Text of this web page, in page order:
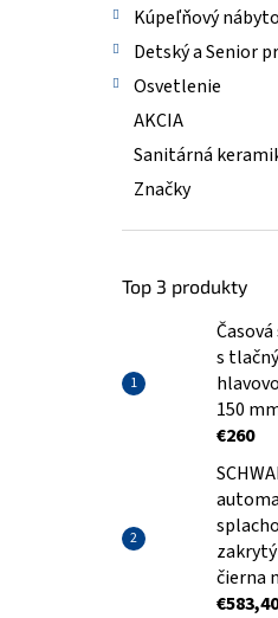
Kúpeľňový
Detský a Senior
Osvetlenie
AKCIA
Sanitárná
Značky
Top 3 produkty
s
150
€260
čierna
€583,40